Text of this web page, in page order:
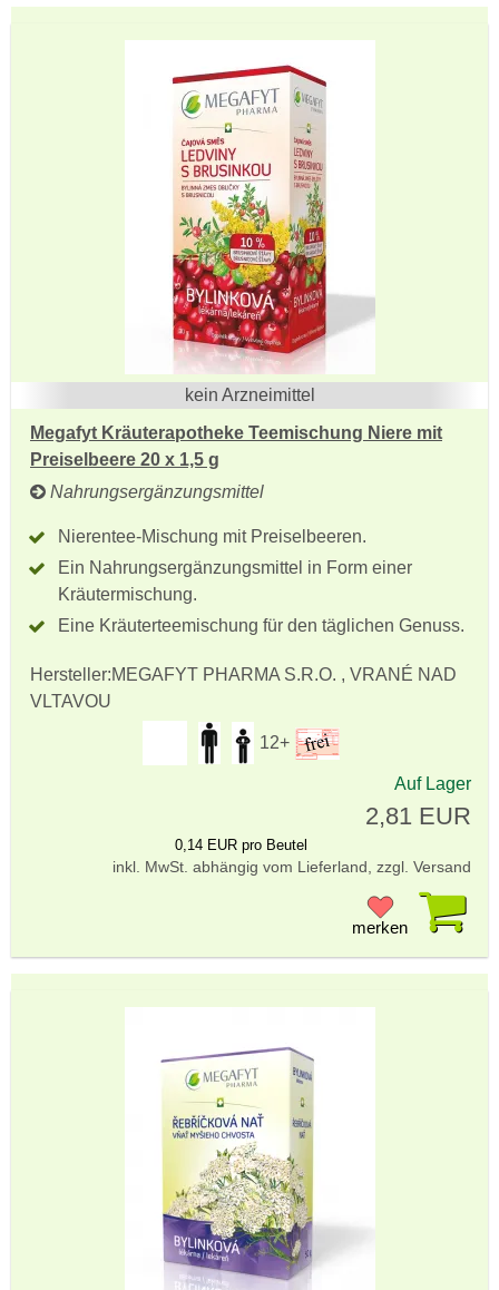
kein Arzneimittel
Megafyt Kräuterapotheke Teemischung Niere mit
Preiselbeere 20 x 1,5 g
Nahrungsergänzungsmittel
Nierentee-Mischung mit Preiselbeeren.
Ein Nahrungsergänzungsmittel in Form einer
Kräutermischung.
Eine Kräuterteemischung für den täglichen Genuss.
Hersteller:MEGAFYT PHARMA S.R.O. , VRANÉ NAD
VLTAVOU
12+
Auf Lager
2,81 EUR
0,14 EUR pro Beutel
inkl. MwSt. abhängig vom Lieferland, zzgl. Versand
merken